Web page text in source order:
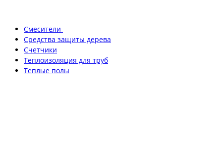
Смесители
Средства защиты дерева
Счетчики
Теплоизоляция для труб
Теплые полы